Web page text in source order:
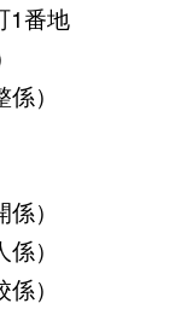
1番地
）
）
）
）